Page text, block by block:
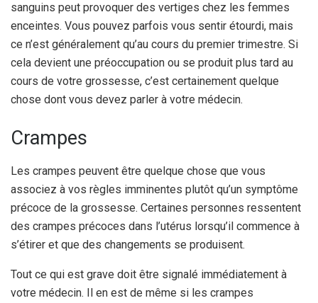
sanguins peut provoquer des vertiges chez les femmes
enceintes. Vous pouvez parfois vous sentir étourdi, mais
ce n’est généralement qu’au cours du premier trimestre. Si
cela devient une préoccupation ou se produit plus tard au
cours de votre grossesse, c’est certainement quelque
chose dont vous devez parler à votre médecin.
Crampes
Les crampes peuvent être quelque chose que vous
associez à vos règles imminentes plutôt qu’un symptôme
précoce de la grossesse. Certaines personnes ressentent
des crampes précoces dans l’utérus lorsqu’il commence à
s’étirer et que des changements se produisent.
Tout ce qui est grave doit être signalé immédiatement à
votre médecin. Il en est de même si les crampes